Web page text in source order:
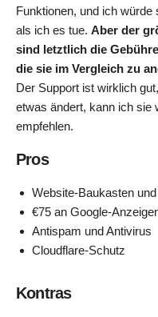
Funktionen, und ich
als ich es tue. Aber der
sind letztlich die
die sie im Vergleich zu
Der Support ist wirklich
etwas ändert, kann ich sie
empfehlen.
Pros
Website-Baukasten
€75 an Google-
Antispam und Antivirus
Cloudflare-Schutz
Kontras